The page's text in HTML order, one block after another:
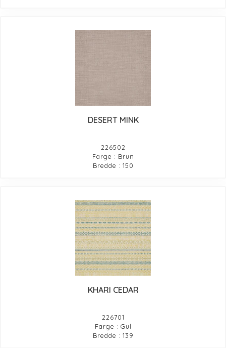
DESERT MINK
226502
Farge : Brun
Bredde : 150
KHARI CEDAR
226701
Farge : Gul
Bredde : 139